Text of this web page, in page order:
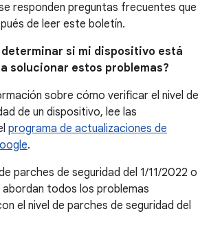
responden preguntas frecuentes que
de leer este boletín.
determinar si mi dispositivo está
solucionar estos problemas?
sobre cómo verificar el nivel de
de un dispositivo, lee las
programa de actualizaciones de
.
parches de seguridad del 1/11/2022 o
todos los problemas
el nivel de parches de seguridad del